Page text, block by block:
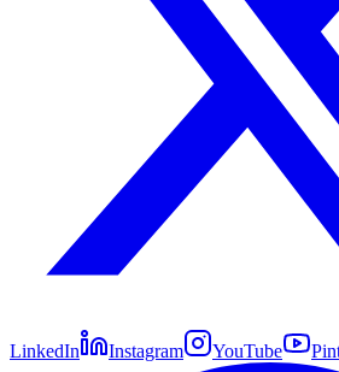
LinkedIn Instagram YouTube